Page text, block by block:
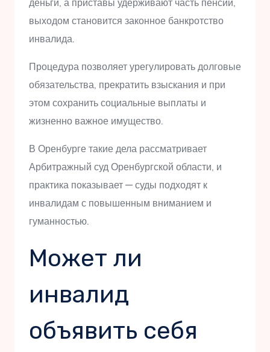
деньги, а приставы удерживают часть пенсии,
выходом становится законное банкротство
инвалида.
Процедура позволяет урегулировать долговые
обязательства, прекратить взыскания и при
этом сохранить социальные выплаты и
жизненно важное имущество.
В Оренбурге такие дела рассматривает
Арбитражный суд Оренбургской области, и
практика показывает — суды подходят к
инвалидам с повышенным вниманием и
гуманностью.
Может ли
инвалид
объявить себя